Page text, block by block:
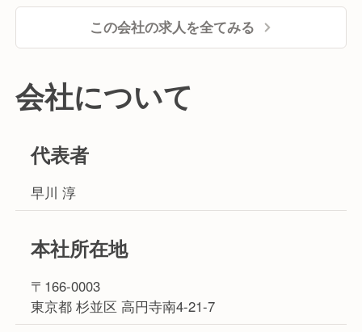
この会社の求人を全てみる
会社について
代表者
早川 淳
本社所在地
〒166-0003
東京都 杉並区 高円寺南4-21-7